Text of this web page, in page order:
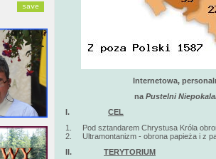
Internetowa,
na Pustelni
I. CEL
1. Pod sztandarem Chrystusa Króla
2. Ultramontanizm - obrona papieża i z
II. TERYTORIUM